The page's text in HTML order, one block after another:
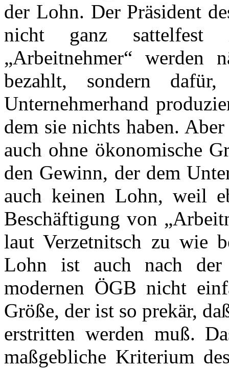
der Lohn. Der Präsident
nicht ganz sattelfest
„Arbeitnehmer“ werden
bezahlt, sondern
Unternehmerhand
dem sie nichts haben.
auch ohne ökonomische
den Gewinn, der dem
auch keinen Lohn, weil
Beschäftigung von
laut Verzetnitsch zu wie
Lohn ist auch nach der
modernen ÖGB nicht
Größe, der ist so prekär,
erstritten werden muß.
maßgebliche Kriterium